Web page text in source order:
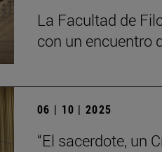
La Facultad de
con un encuentro
06 | 10 | 2025
“El sacerdote, un